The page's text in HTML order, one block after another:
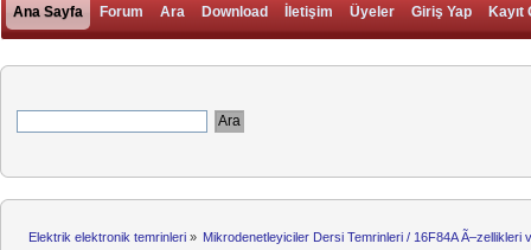
Ana Sayfa Forum Ara Download İletişim Üyeler Giriş Yap Kayıt
Elektrik elektronik temrinleri» Mikrodenetleyiciler Dersi Temrinleri / 16F84A